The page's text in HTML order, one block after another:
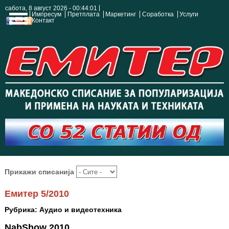
сабота, 8 август 2026 - 00:44:02
Импресум
Претплата Маркетинг Соработка
Услуги
Контакт
Прикажи списанија
Емитер 5/2010
Рубрика: Аудио и видеотехника